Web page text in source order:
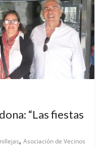
“Las fiestas
,Asociación de Vecinos